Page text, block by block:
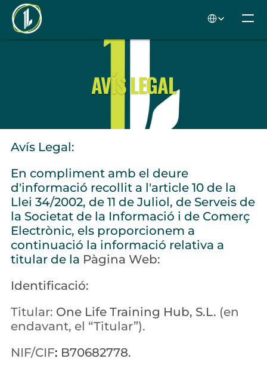
AVÍS LEGAL
Avís Legal:
En compliment amb el deure
d'informació recollit a l'article 10 de la
Llei 34/2002, de 11 de Juliol, de Serveis de
la Societat de la Informació i de Comerç
Electrònic, els proporcionem a
continuació la informació relativa a
titular de la Pàgina Web:
Identificació:
Titular: One Life Training Hub, S.L. (en
endavant, el “Titular”).
NIF/CIF: B70682778.